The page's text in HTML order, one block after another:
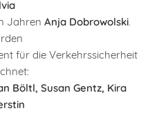
Jahren Anja Dobrowolski.
für die Verkehrssicherheit
Böltl, Susan Gentz, Kira